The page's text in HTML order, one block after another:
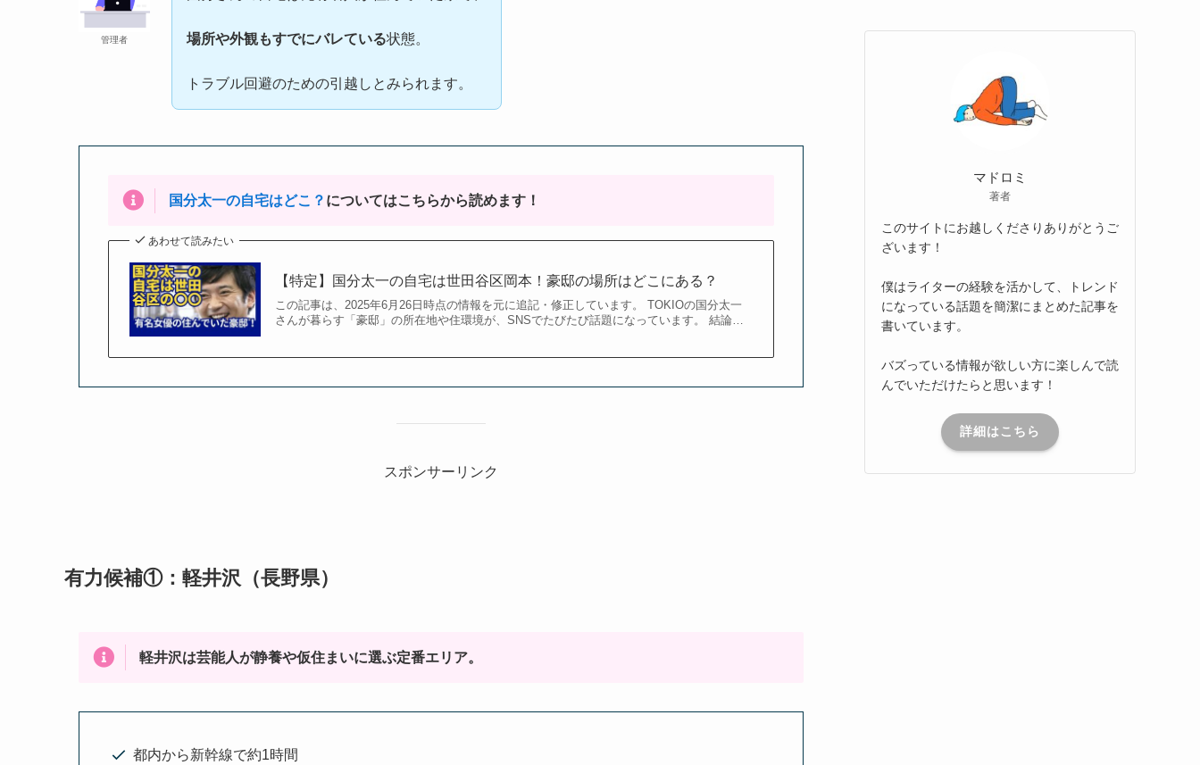
管理者 場所や外観もすでにバレている状態。
トラブル回避のための引越しとみられます。
国分太一の自宅はどこ？ についてはこちらから読めます！
あわせて読みたい
【特定】国分太一の自宅は世田谷区岡本！豪邸の場所はどこにある？
この記事は、2025年6月26日時点の情報を元に追記・修正しています。 TOKIOの国分太一
さんが暮らす「豪邸」の所在地や住環境が、SNSでたびたび話題になっています。 結論…
スポンサーリンク
有力候補①：軽井沢（長野県）
軽井沢は芸能人が静養や仮住まいに選ぶ定番エリア。
都内から新幹線で約1時間
マドロミ
著者
このサイトにお越しくださりありがとうご
ざいます！
僕はライターの経験を活かして、トレンド
になっている話題を簡潔にまとめた記事を
書いています。
バズっている情報が欲しい方に楽しんで読
んでいただけたらと思います！
詳細はこちら